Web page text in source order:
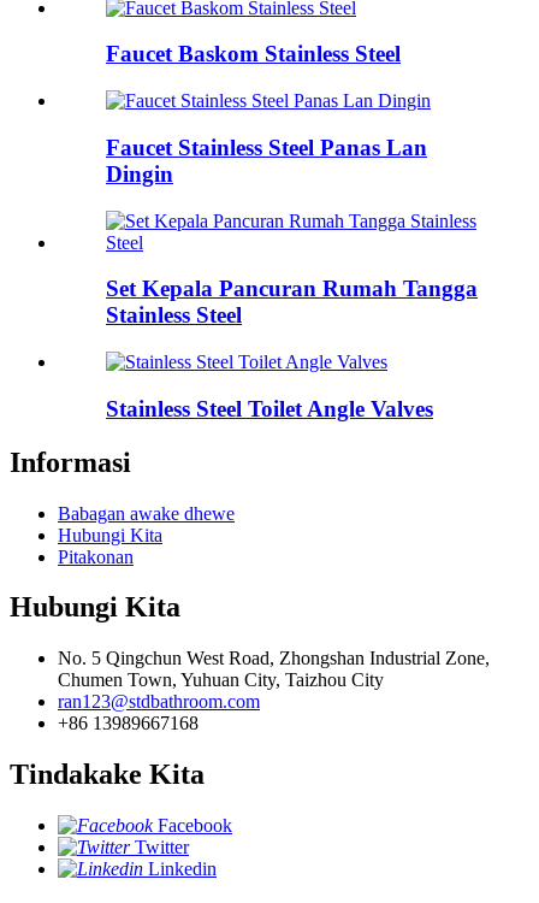
Faucet Baskom Stainless Steel
Faucet Stainless Steel Panas Lan
Dingin
Set Kepala Pancuran Rumah Tangga
Stainless Steel
Stainless Steel Toilet Angle Valves
Informasi
Babagan awake dhewe
Hubungi Kita
Pitakonan
Hubungi Kita
No. 5 Qingchun West Road, Zhongshan Industrial Zone,
Chumen Town, Yuhuan City, Taizhou City
ran123@stdbathroom.com
+86 13989667168
Tindakake Kita
Facebook
Twitter
Linkedin